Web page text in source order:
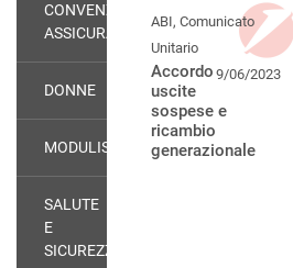
CONVENZIONI
ASSICURATIVE
DONNE
MODULISTICA
SALUTE
E
SICUREZZA
ABI, Comunicato
Unitario
9/06/2023
Accordo
uscite
sospese e
ricambio
generazionale